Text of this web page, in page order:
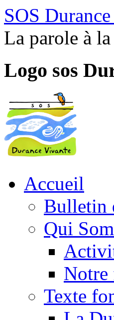
SOS
La parole à
Logo sos
Accueil
Bulletin
Qui
Texte